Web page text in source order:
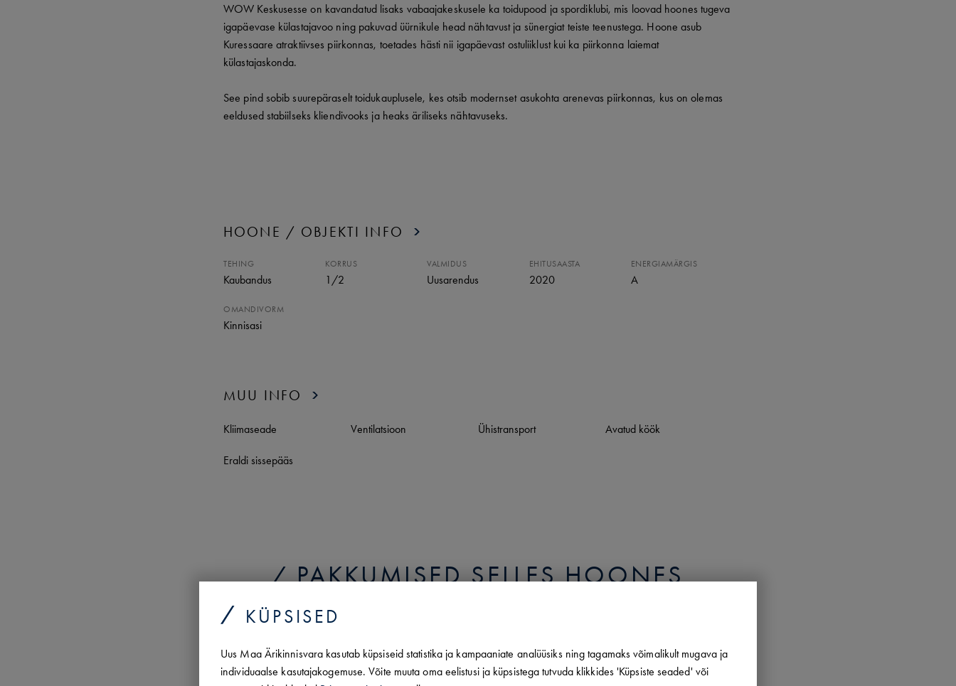
KÜPSISED
Uus Maa Ärikinnisvara kasutab küpsiseid statistika ja kampaaniate analüüsiks ning tagamaks võimalikult mugava ja
individuaalse kasutajakogemuse. Võite muuta oma eelistusi ja küpsistega tutvuda klikkides 'Küpsiste seaded' või
WOW Keskusesse on kavandatud lisaks vabaajakeskusele ka toidupood ja spordiklubi, mis loovad hoones tugeva
igapäevase külastajavoo ning pakuvad üürnikule head nähtavust ja sünergiat teiste teenustega. Hoone asub
Kuressaare atraktiivses piirkonnas, toetades hästi nii igapäevast ostuliiklust kui ka piirkonna laiemat
külastajaskonda.
See pind sobib suurepäraselt toidukauplusele, kes otsib modernset asukohta arenevas piirkonnas, kus on olemas
eeldused stabiilseks kliendivooks ja heaks äriliseks nähtavuseks.
HOONE / OBJEKTI INFO
TEHING
Kaubandus
KORRUS
1/2
VALMIDUS
Uusarendus
EHITUSAASTA
2020
ENERGIAMÄRGIS
A
OMANDIVORM
Kinnisasi
MUU INFO
Kliimaseade Ventilatsioon Ühistransport Avatud köök
Eraldi sissepääs
PAKKUMISED SELLES HOONES
Merikotka1 12.00 m2 250.00